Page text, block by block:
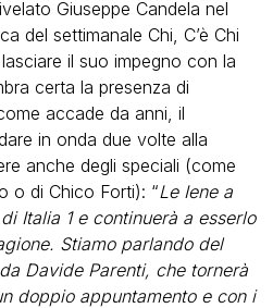
Giuseppe Candela nel
del settimanale Chi, C’è Chi
il suo impegno con la
certa la presenza di
accade da anni, il
in onda due volte alla
anche degli speciali (come
o di Chico Forti): “Le Iene a
Italia 1 e continuerà a esserlo
Stiamo parlando del
Davide Parenti, che tornerà
doppio appuntamento e con i